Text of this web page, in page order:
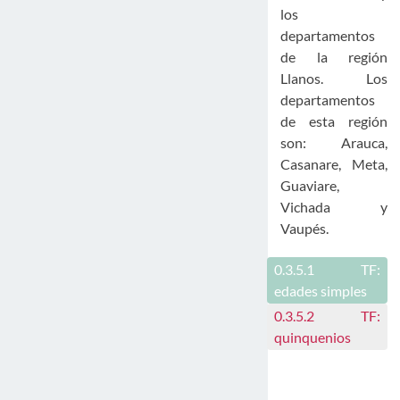
los
departamentos
de la región
Llanos. Los
departamentos
de esta región
son: Arauca,
Casanare, Meta,
Guaviare,
Vichada y
Vaupés.
0.3.5.1
TF:
edades simples
0.3.5.2 TF:
quinquenios